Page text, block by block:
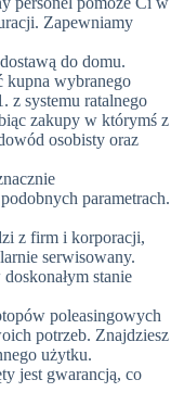
Zapewniamy
do domu.
kupna wybranego
z systemu ratalnego
zakupy w którymś z
osobisty oraz
parametrach.
z firm i korporacji,
serwisowany.
stanie
poleasingowych
potrzeb. Znajdziesz
użytku.
jest gwarancją, co